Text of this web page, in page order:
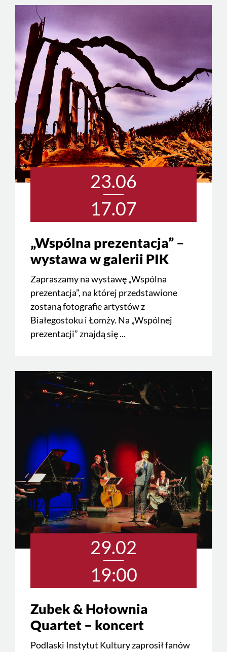
23.06
17.07
„Wspólna prezentacja” –
wystawa w galerii PIK
Zapraszamy na wystawę „Wspólna
prezentacja”, na której przedstawione
zostaną fotografie artystów z
Białegostoku i Łomży. Na „Wspólnej
prezentacji” znajdą się ...
29.02
19:00
Zubek & Hołownia
Quartet – koncert
Podlaski Instytut Kultury zaprosił fanów